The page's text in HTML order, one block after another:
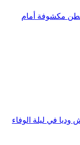
مكشوفة أمام
في ليلة الوفاء